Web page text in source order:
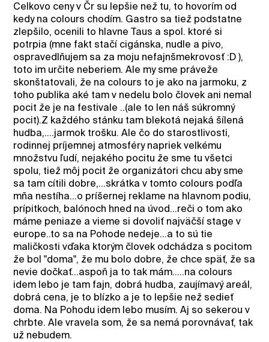
Celkovo ceny v Čr su lepšie než tu, to hovorím od
kedy na colours chodím. Gastro sa tiež podstatne
zlepšilo, ocenili to hlavne Taus a spol. ktoré si
potrpia (mne fakt stačí cigánska, nudle a pivo,
ospravedlňujem sa za moju nefajnšmekrovosť :D ),
toto im určite neberiem. Ale my sme práveže
skonštatovali, že na colours to je ako na jarmoku, z
toho publika aké tam v nedelu bolo človek ani nemal
pocit že je na festivale ..(ale to len náš súkromný
pocit).Z každého stánku tam blekotá nejaká šílená
hudba,....jarmok trošku. Ale čo do starostlivosti,
rodinnej príjemnej atmosféry napriek velkému
množstvu ľudí, nejakého pocitu že sme tu všetci
spolu, tiež môj pocit že organizátori chcu aby sme
sa tam cítili dobre,...skrátka v tomto colours podľa
mňa nestíha...o príšernej reklame na hlavnom podiu,
prípitkoch, balónoch hned na úvod...reči o tom ako
máme peniaze a vieme si dovoliť najväčší stage v
europe..to sa na Pohode nedeje...a to sú tie
maličkosti vďaka ktorým človek odchádza s pocitom
že bol "doma", že mu bolo dobre, že chce späť, že sa
nevie dočkať...aspoň ja to tak mám.....na colours
idem lebo je tam fajn, dobrá hudba, zaujímavý areál,
dobrá cena, je to blízko a je to lepšie než sedieť
doma. Na Pohodu idem lebo musím. Aj so sekerou v
chrbte. Ale vravela som, že sa nemá porovnávať, tak
už nebudem.